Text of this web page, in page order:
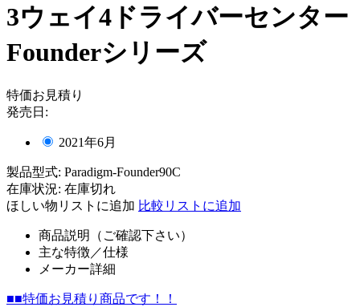
3ウェイ4ドライバーセンター
Founderシリーズ
特価お見積り
発売日:
2021年6月
製品型式: Paradigm-Founder90C
在庫状況: 在庫切れ
ほしい物リストに追加 比較リストに追加
商品説明（ご確認下さい）
主な特徴／仕様
メーカー詳細
■■特価お見積り商品です！！